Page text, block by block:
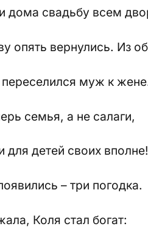
дома свадьбу всем
опять вернулись. Из
муж к
семья, а не салаги,
для детей своих вполне!
– три погодка.
Коля стал богат: